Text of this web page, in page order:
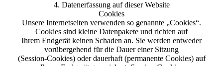
4. Datenerfassung auf dieser Website
Cookies
Unsere Internetseiten verwenden so genannte „Cookies“.
Cookies sind kleine Datenpakete und richten auf
Ihrem Endgerät keinen Schaden an. Sie werden entweder
vorübergehend für die Dauer einer Sitzung
(Session-Cookies) oder dauerhaft (permanente Cookies) auf